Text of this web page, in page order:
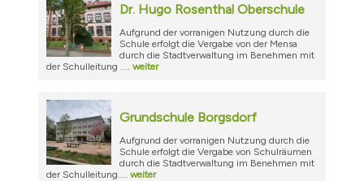
Dr. Hugo Rosenthal Oberschule
Aufgrund der vorranigen Nutzung durch die
Schule erfolgt die Vergabe von der Mensa
durch die Stadtverwaltung im Benehmen mit
der Schulleitung .... weiter
Grundschule Borgsdorf
Aufgrund der vorranigen Nutzung durch die
Schule erfolgt die Vergabe von Schulräumen
durch die Stadtverwaltung im Benehmen mit
der Schulleitung.... weiter